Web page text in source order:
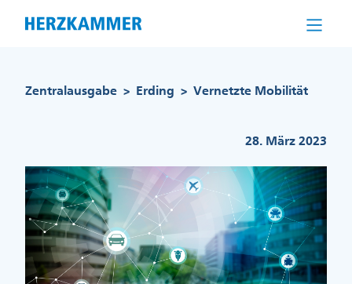
Zentralausgabe > Erding > Vernetzte Mobilität
28. März 2023